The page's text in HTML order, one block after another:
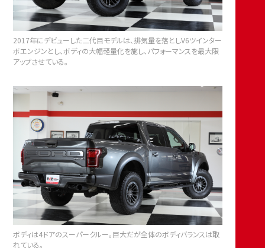
2017年にデビューした二代目モデルは、排気量を落としV6ツインター
ボエンジンとし、ボディの大幅軽量化を施し、パフォーマンスを最大限
アップさせている。
ボディは4ドアのスーパークルー。巨大だが全体のボディバランスは取
れている。